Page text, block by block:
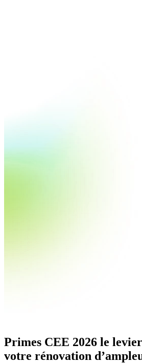
Primes CEE 2026 le
votre rénovation